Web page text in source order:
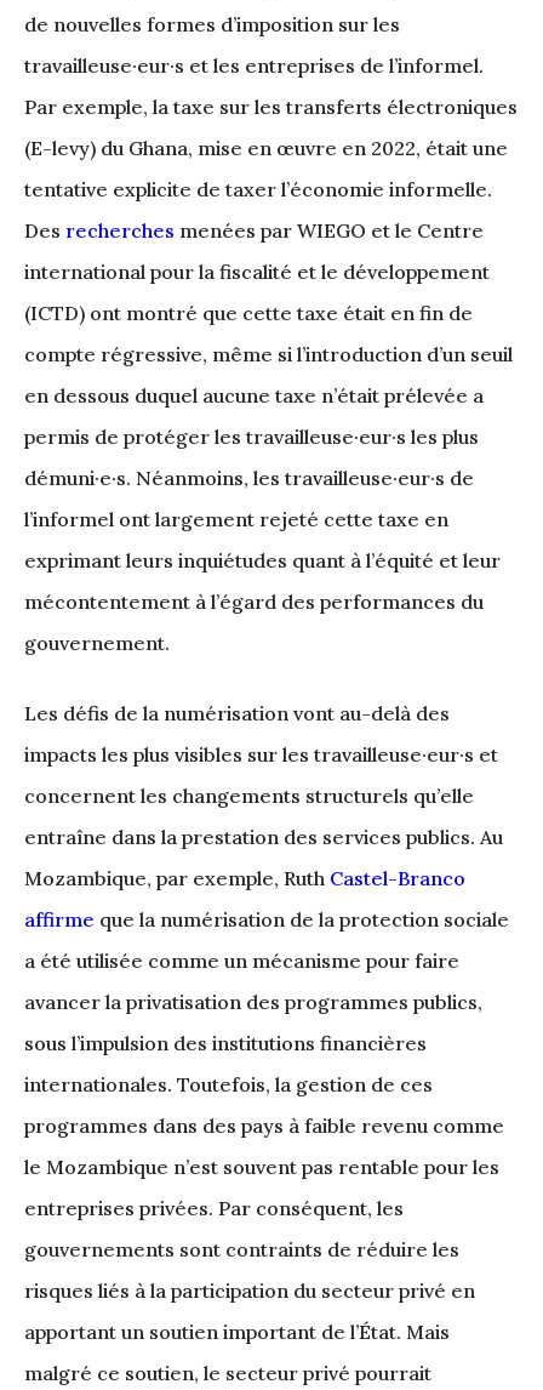
de nouvelles formes d’imposition sur les
travailleuse·eur·s et les entreprises de l’informel.
Par exemple, la taxe sur les transferts électroniques
(E-levy) du Ghana, mise en œuvre en 2022, était une
tentative explicite de taxer l’économie informelle.
Des recherches menées par WIEGO et le Centre
international pour la fiscalité et le développement
(ICTD) ont montré que cette taxe était en fin de
compte régressive, même si l’introduction d’un seuil
en dessous duquel aucune taxe n’était prélevée a
permis de protéger les travailleuse·eur·s les plus
démuni·e·s. Néanmoins, les travailleuse·eur·s de
l’informel ont largement rejeté cette taxe en
exprimant leurs inquiétudes quant à l’équité et leur
mécontentement à l’égard des performances du
gouvernement.
Les défis de la numérisation vont au-delà des
impacts les plus visibles sur les travailleuse·eur·s et
concernent les changements structurels qu’elle
entraîne dans la prestation des services publics. Au
Mozambique, par exemple, Ruth Castel-Branco
affirme que la numérisation de la protection sociale
a été utilisée comme un mécanisme pour faire
avancer la privatisation des programmes publics,
sous l’impulsion des institutions financières
internationales. Toutefois, la gestion de ces
programmes dans des pays à faible revenu comme
le Mozambique n’est souvent pas rentable pour les
entreprises privées. Par conséquent, les
gouvernements sont contraints de réduire les
risques liés à la participation du secteur privé en
apportant un soutien important de l’État. Mais
malgré ce soutien, le secteur privé pourrait